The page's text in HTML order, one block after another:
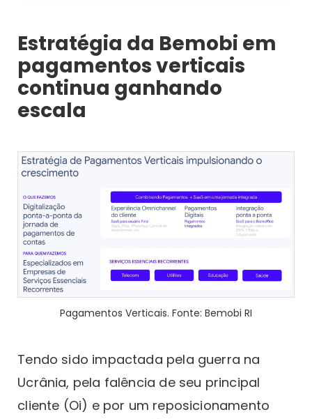
Estratégia da Bemobi em
pagamentos verticais
continua ganhando
escala
Pagamentos Verticais. Fonte: Bemobi RI
Tendo sido impactada pela guerra na
Ucrânia, pela falência de seu principal
cliente (Oi) e por um reposicionamento